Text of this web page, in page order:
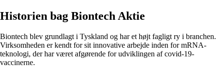
Historien bag Biontech Aktie
Biontech blev grundlagt i Tyskland og har et højt fagligt ry i branchen.
Virksomheden er kendt for sit innovative arbejde inden for mRNA-
teknologi, der har været afgørende for udviklingen af covid-19-
vaccinerne.